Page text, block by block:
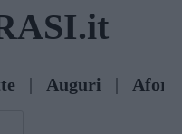
| Auguri |